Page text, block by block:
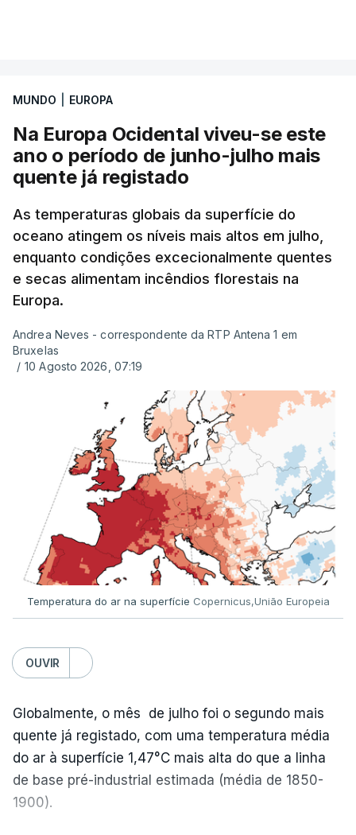
tinha chegado o resultado de
exames, mas ainda não tinham sido afixados.
Alguns encarregados de educação e alunos foram
até à escola para ver o resultado mas ainda não
tinha sido divulgado. Alguns pais apontam
incorreções e aguardam a atualização na
plataforma Inovar.
ERRO100
ERROR ON HTML5 MEDIA ELEMENT
ESTE CONTEÚDO ESTÁ NESTE
MOMENTO INDISPONÍVEL
Já a norte, na Escola Secundária de Rio Tinto, uma
outra equipa de reportagem confirmou quehá
mais de 100 pedidos de reapreciação de notas
que aguardam a divulgação.
Os resultados chegaram a ser enviados à escola
concretamente à 0h47, no entanto, ao início da
manhã a afixação ainda não tinha sido feita.
ERRO100
ERROR ON HTML5 MEDIA ELEMENT
MUNDO EUROPA
Na Europa Ocidental viveu-se este
ano o período de junho-julho mais
quente já registado
As temperaturas globais da superfície do
oceano atingem os níveis mais altos em julho,
enquanto condições excecionalmente quentes
e secas alimentam incêndios florestais na
Europa.
Andrea Neves - correspondente da RTP Antena 1 em
Bruxelas
/ 10 Agosto 2026, 07:19
Temperatura do ar na superfície Copernicus,União Europeia
OUVIR
Globalmente, o mês de julho foi o segundo mais
quente já registado, com uma temperatura média
do ar à superfície 1,47°C mais alta do que a linha
de base pré-industrial estimada (média de 1850-
1900).